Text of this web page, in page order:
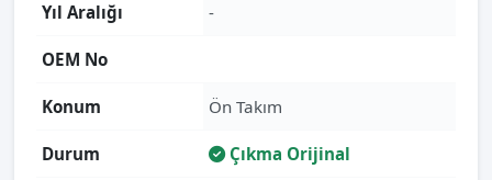
Yıl Aralığı -
OEM No
Konum Ön Takım
Durum Çıkma Orijinal